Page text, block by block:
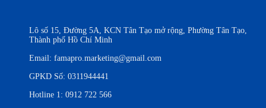
Lô số 15, Đường 5A, KCN Tân Tạo mở rộng, Phường Tân Tạo,
Thành phố Hồ Chí Minh
Email: famapro.marketing@gmail.com
GPKD Số: 0311944441
Hotline 1: 0912 722 566